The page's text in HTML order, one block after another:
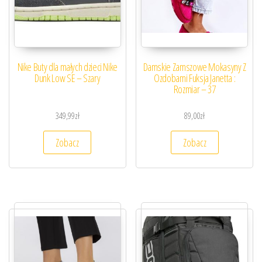
Nike Buty dla małych dzieci Nike
Dunk Low SE – Szary
349,99zł
Zobacz
Damskie Zamszowe Mokasyny Z
Ozdobami Fuksja Janetta :
Rozmiar – 37
89,00zł
Zobacz